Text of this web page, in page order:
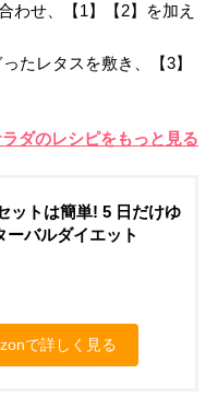
わせ、【1】【2】を加え
たレタスを敷き、【3】
ダのレシピをもっと見る
ットは簡単! 5 日だけゆ
ーバルダイエット
で詳しく見る